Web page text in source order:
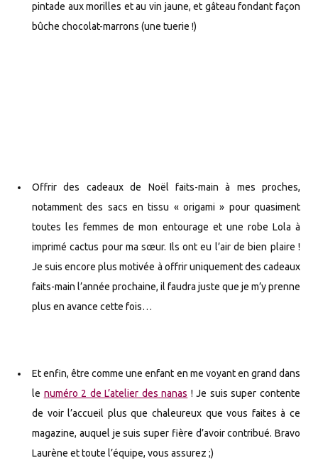
pintade aux morilles et au vin jaune, et gâteau fondant façon
bûche chocolat-marrons (une tuerie !)
Offrir des cadeaux de Noël faits-main à mes proches,
notamment des sacs en tissu « origami » pour quasiment
toutes les femmes de mon entourage et une robe Lola à
imprimé cactus pour ma sœur. Ils ont eu l’air de bien plaire !
Je suis encore plus motivée à offrir uniquement des cadeaux
faits-main l’année prochaine, il faudra juste que je m’y prenne
plus en avance cette fois…
Et enfin, être comme une enfant en me voyant en grand dans
le numéro 2 de L’atelier des nanas ! Je suis super contente
de voir l’accueil plus que chaleureux que vous faites à ce
magazine, auquel je suis super fière d’avoir contribué. Bravo
Laurène et toute l’équipe, vous assurez ;)